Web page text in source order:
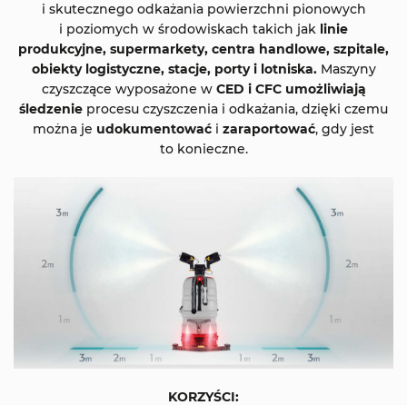
i skutecznego odkażania powierzchni pionowych
i poziomych w środowiskach takich jak linie
produkcyjne, supermarkety, centra handlowe, szpitale,
obiekty logistyczne, stacje, porty i lotniska. Maszyny
czyszczące wyposażone w CED i CFC umożliwiają
śledzenie procesu czyszczenia i odkażania, dzięki czemu
można je udokumentować i zaraportować, gdy jest
to konieczne.
KORZYŚCI: